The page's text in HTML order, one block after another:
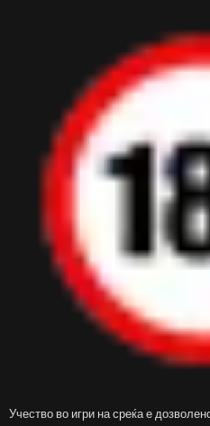
Учество во игри на среќа е